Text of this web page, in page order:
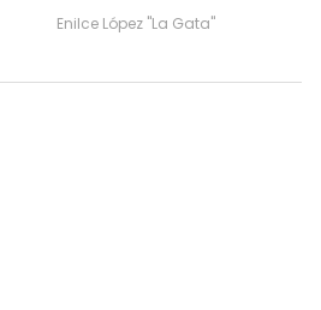
Enilce López "La Gata"